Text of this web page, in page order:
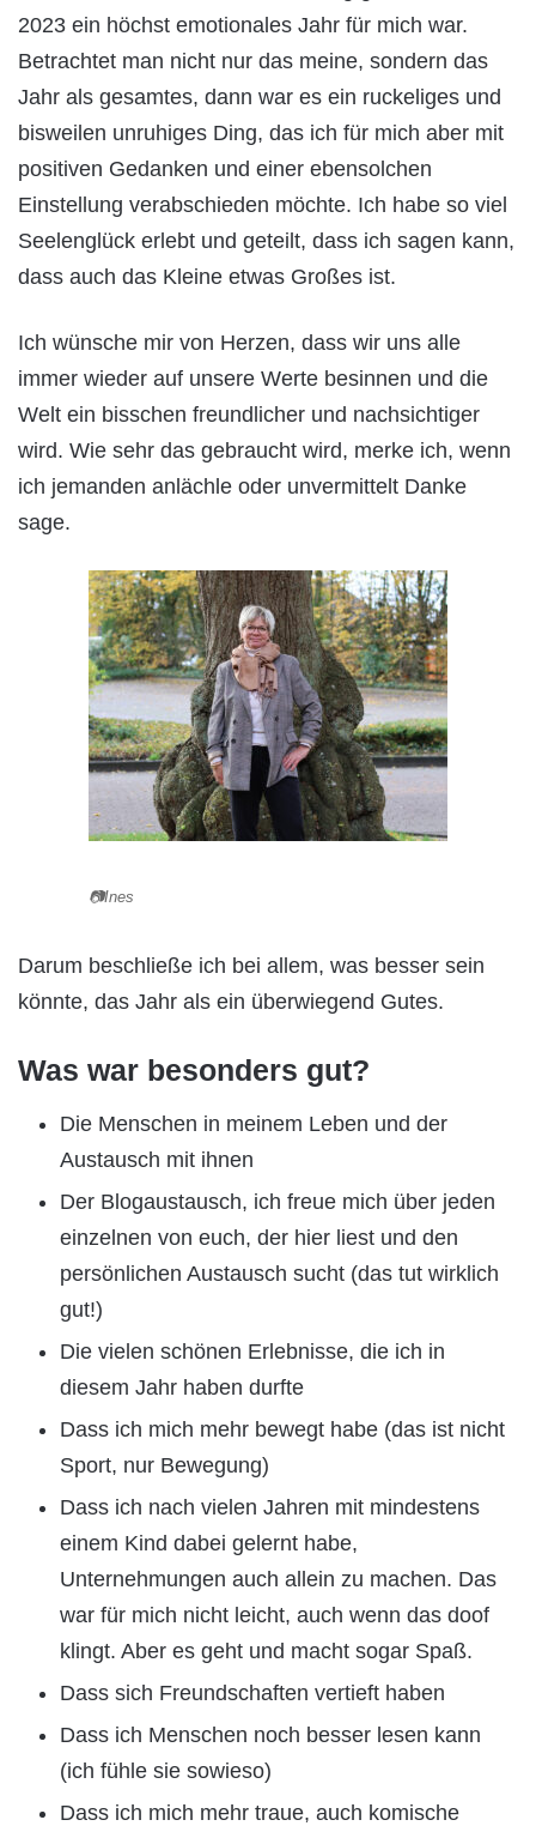
2023 ein höchst emotionales Jahr für mich war.
Betrachtet man nicht nur das meine, sondern das
Jahr als gesamtes, dann war es ein ruckeliges und
bisweilen unruhiges Ding, das ich für mich aber mit
positiven Gedanken und einer ebensolchen
Einstellung verabschieden möchte. Ich habe so viel
Seelenglück erlebt und geteilt, dass ich sagen kann,
dass auch das Kleine etwas Großes ist.
Ich wünsche mir von Herzen, dass wir uns alle
immer wieder auf unsere Werte besinnen und die
Welt ein bisschen freundlicher und nachsichtiger
wird. Wie sehr das gebraucht wird, merke ich, wenn
ich jemanden anlächle oder unvermittelt Danke
sage.
📷Ines
Darum beschließe ich bei allem, was besser sein
könnte, das Jahr als ein überwiegend Gutes.
Was war besonders gut?
Die Menschen in meinem Leben und der
Austausch mit ihnen
Der Blogaustausch, ich freue mich über jeden
einzelnen von euch, der hier liest und den
persönlichen Austausch sucht (das tut wirklich
gut!)
Die vielen schönen Erlebnisse, die ich in
diesem Jahr haben durfte
Dass ich mich mehr bewegt habe (das ist nicht
Sport, nur Bewegung)
Dass ich nach vielen Jahren mit mindestens
einem Kind dabei gelernt habe,
Unternehmungen auch allein zu machen. Das
war für mich nicht leicht, auch wenn das doof
klingt. Aber es geht und macht sogar Spaß.
Dass sich Freundschaften vertieft haben
Dass ich Menschen noch besser lesen kann
(ich fühle sie sowieso)
Dass ich mich mehr traue, auch komische